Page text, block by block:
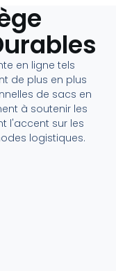
en ligne tels
de plus en plus
de sacs en
à soutenir les
l'accent sur les
logistiques.